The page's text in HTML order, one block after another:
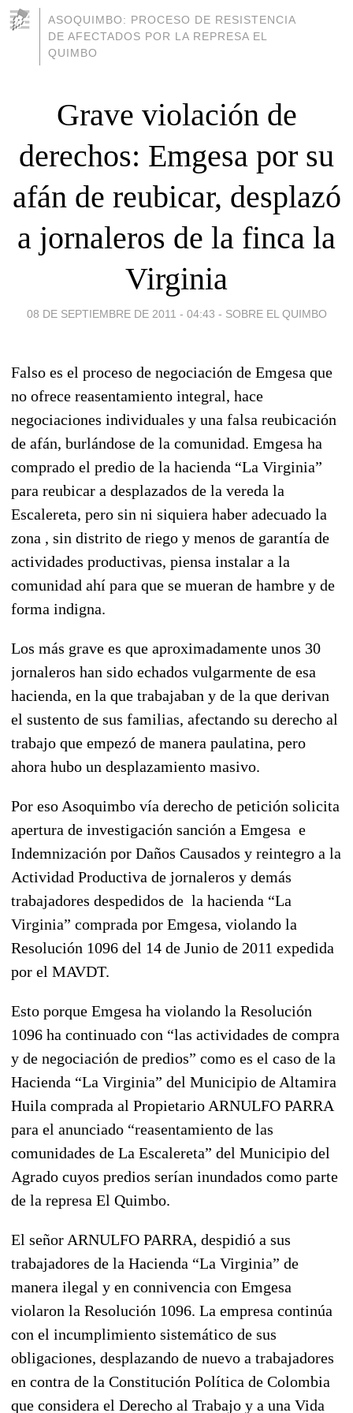
ASOQUIMBO: PROCESO DE RESISTENCIA
DE AFECTADOS POR LA REPRESA EL
QUIMBO
Grave violación de
derechos: Emgesa por su
afán de reubicar, desplazó
a jornaleros de la finca la
Virginia
08 DE SEPTIEMBRE DE 2011 - 04:43 - SOBRE EL QUIMBO
Falso es el proceso de negociación de Emgesa que
no ofrece reasentamiento integral, hace
negociaciones individuales y una falsa reubicación
de afán, burlándose de la comunidad. Emgesa ha
comprado el predio de la hacienda “La Virginia”
para reubicar a desplazados de la vereda la
Escalereta, pero sin ni siquiera haber adecuado la
zona , sin distrito de riego y menos de garantía de
actividades productivas, piensa instalar a la
comunidad ahí para que se mueran de hambre y de
forma indigna.
Los más grave es que aproximadamente unos 30
jornaleros han sido echados vulgarmente de esa
hacienda, en la que trabajaban y de la que derivan
el sustento de sus familias, afectando su derecho al
trabajo que empezó de manera paulatina, pero
ahora hubo un desplazamiento masivo.
Por eso Asoquimbo vía derecho de petición solicita
apertura de investigación sanción a Emgesa e
Indemnización por Daños Causados y reintegro a la
Actividad Productiva de jornaleros y demás
trabajadores despedidos de la hacienda “La
Virginia” comprada por Emgesa, violando la
Resolución 1096 del 14 de Junio de 2011 expedida
por el MAVDT.
Esto porque Emgesa ha violando la Resolución
1096 ha continuado con “las actividades de compra
y de negociación de predios” como es el caso de la
Hacienda “La Virginia” del Municipio de Altamira
Huila comprada al Propietario ARNULFO PARRA
para el anunciado “reasentamiento de las
comunidades de La Escalereta” del Municipio del
Agrado cuyos predios serían inundados como parte
de la represa El Quimbo.
El señor ARNULFO PARRA, despidió a sus
trabajadores de la Hacienda “La Virginia” de
manera ilegal y en connivencia con Emgesa
violaron la Resolución 1096. La empresa continúa
con el incumplimiento sistemático de sus
obligaciones, desplazando de nuevo a trabajadores
en contra de la Constitución Política de Colombia
que considera el Derecho al Trabajo y a una Vida